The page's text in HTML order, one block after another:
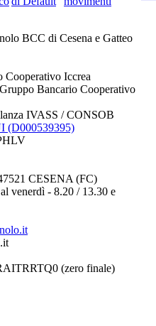
BCC di Cesena e Gatteo
Cooperativo Iccrea
Bancario Cooperativo
IVASS / CONSOB
(D000539395)
CESENA (FC)
venerdì - 8.20 / 13.30 e
(zero finale)